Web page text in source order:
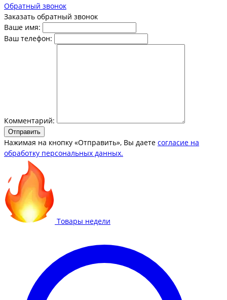
Обратный звонок
Заказать обратный звонок
Ваше имя:
Ваш телефон:
Комментарий:
Отправить
Нажимая на кнопку «Отправить», Вы даете согласие на
обработку персональных данных.
Товары недели